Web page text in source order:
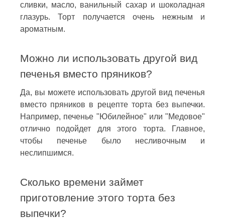
сливки, масло, ванильный сахар и шоколадная
глазурь. Торт получается очень нежным и
ароматным.
Можно ли использовать другой вид
печенья вместо пряников?
Да, вы можете использовать другой вид печенья
вместо пряников в рецепте торта без выпечки.
Например, печенье "Юбилейное" или "Медовое"
отлично подойдет для этого торта. Главное,
чтобы печенье было несливочным и
неслипшимся.
Сколько времени займет
приготовление этого торта без
выпечки?